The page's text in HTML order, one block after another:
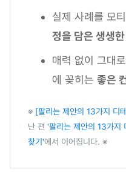
실제 사례를 모
정을 담은 생생
매력 없이 그대
에 꽂히는 좋은
※ [팔리는 제안의 13가지 디
난 편 '팔리는 제안의 13가지
찾기'에서 이어집니다. ※